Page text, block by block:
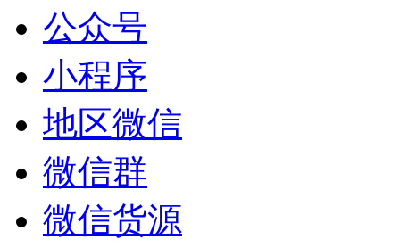
公众号
小程序
地区微信
微信群
微信货源